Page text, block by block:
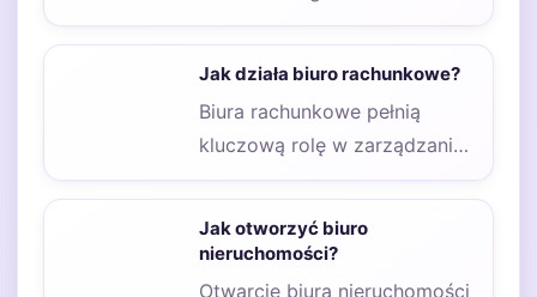
decyzja dla każdej firmy,
Jak działa biuro rachunkowe?
Biura rachunkowe pełnią
kluczową rolę w zarządzaniu
finansami przedsiębiorstw
podstawowe funkcje…
Jak otworzyć biuro
nieruchomości?
Otwarcie biura nieruchomości